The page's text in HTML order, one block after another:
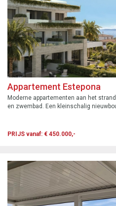
Appartement Estepona
Moderne appartementen aan het
en zwembad. Een kleinschalig
PRIJS vanaf: € 450.000,-